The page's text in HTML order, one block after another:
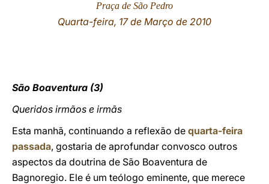
Praça de São Pedro
Quarta-feira, 17 de Março de 2010
São Boaventura (3)
Queridos irmãos e irmãs
Esta manhã, continuando a reflexão de quarta-feira
passada, gostaria de aprofundar convosco outros
aspectos da doutrina de São Boaventura de
Bagnoregio. Ele é um teólogo eminente, que merece